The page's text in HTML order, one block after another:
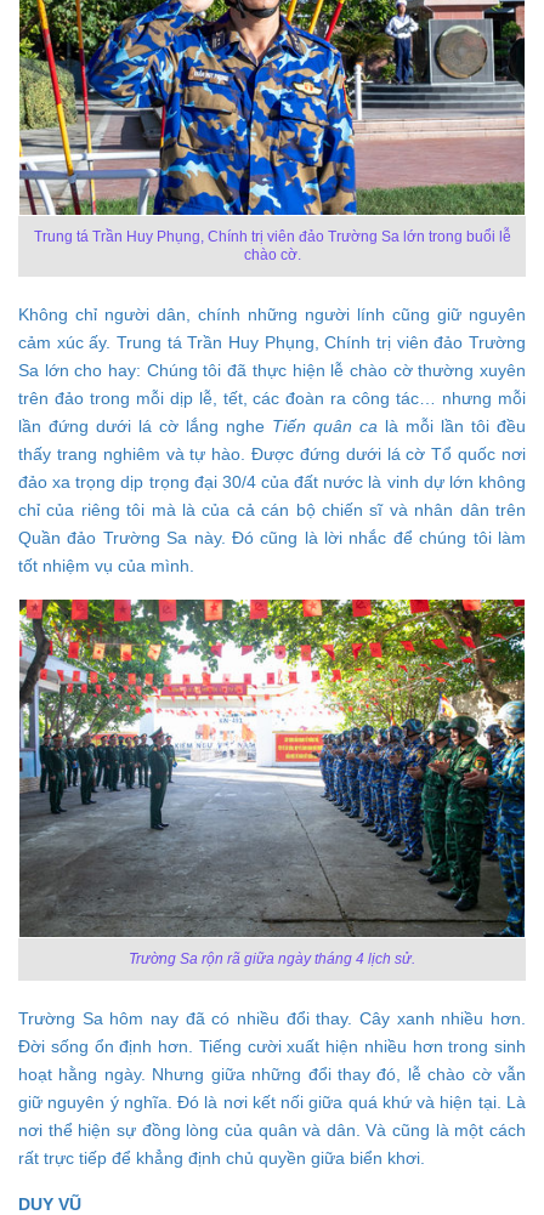
Trung tá Trần Huy Phụng, Chính trị viên đảo Trường Sa lớn trong buổi lễ
chào cờ.
Không chỉ người dân, chính những người lính cũng giữ nguyên
cảm xúc ấy. Trung tá Trần Huy Phụng, Chính trị viên đảo Trường
Sa lớn cho hay: Chúng tôi đã thực hiện lễ chào cờ thường xuyên
trên đảo trong mỗi dịp lễ, tết, các đoàn ra công tác… nhưng mỗi
lần đứng dưới lá cờ lắng nghe Tiến quân ca là mỗi lần tôi đều
thấy trang nghiêm và tự hào. Được đứng dưới lá cờ Tổ quốc nơi
đảo xa trọng dịp trọng đại 30/4 của đất nước là vinh dự lớn không
chỉ của riêng tôi mà là của cả cán bộ chiến sĩ và nhân dân trên
Quần đảo Trường Sa này. Đó cũng là lời nhắc để chúng tôi làm
tốt nhiệm vụ của mình.
Trường Sa rộn rã giữa ngày tháng 4 lịch sử.
Trường Sa hôm nay đã có nhiều đổi thay. Cây xanh nhiều hơn.
Đời sống ổn định hơn. Tiếng cười xuất hiện nhiều hơn trong sinh
hoạt hằng ngày. Nhưng giữa những đổi thay đó, lễ chào cờ vẫn
giữ nguyên ý nghĩa.Đó là nơi kết nối giữa quá khứ và hiện tại. Là
nơi thể hiện sự đồng lòng của quân và dân. Và cũng là một cách
rất trực tiếp để khẳng định chủ quyền giữa biển khơi.
DUY VŨ